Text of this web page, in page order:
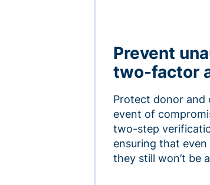
Prevent
two-factor
Protect donor and
event of
two-step
ensuring that
they still won’t be